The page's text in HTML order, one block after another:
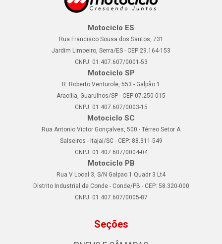
Motociclo ES
Rua Francisco Sousa dos Santos, 731
Jardim Limoeiro, Serra/ES - CEP 29.164-153
CNPJ: 01.407.607/0001-53
Motociclo SP
R. Roberto Venturole, 553 - Galpão 1
Aracília, Guarulhos/SP - CEP 07.250-015
CNPJ: 01.407.607/0003-15
Motociclo SC
Rua Antonio Victor Gonçalves, 500 - Térreo Setor A
Salseiros - Itajaí/SC - CEP: 88.311-549
CNPJ: 01.407.607/0004-04
Motociclo PB
Rua V Local 3, S/N Galpao 1 Quadr 3 Lt4
Distrito Industrial de Conde - Conde/PB - CEP: 58.320-000
CNPJ: 01.407.607/0005-87
Seções